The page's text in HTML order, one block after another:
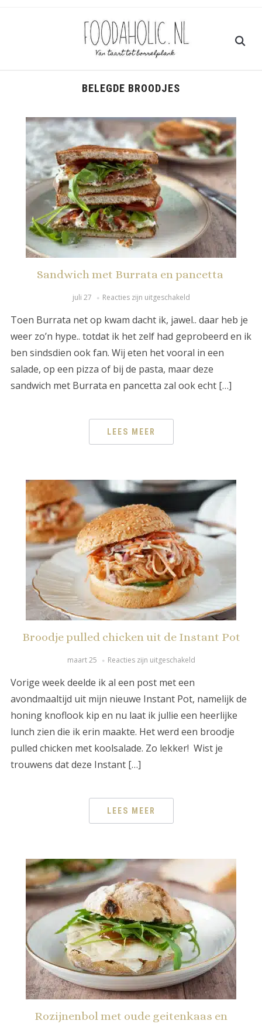
BELEGDE BROODJES
Sandwich met Burrata en pancetta
juli 27 Reacties zijn uitgeschakeld
Toen Burrata net op kwam dacht ik, jawel.. daar heb je
weer zo’n hype.. totdat ik het zelf had geprobeerd en ik
ben sindsdien ook fan. Wij eten het vooral in een
salade, op een pizza of bij de pasta, maar deze
sandwich met Burrata en pancetta zal ook echt […]
LEES MEER
Broodje pulled chicken uit de Instant Pot
maart 25 Reacties zijn uitgeschakeld
Vorige week deelde ik al een post met een
avondmaaltijd uit mijn nieuwe Instant Pot, namelijk de
honing knoflook kip en nu laat ik jullie een heerlijke
lunch zien die ik erin maakte. Het werd een broodje
pulled chicken met koolsalade. Zo lekker!⁠ ⁠ Wist je
trouwens dat deze Instant […]
LEES MEER
Rozijnenbol met oude geitenkaas en